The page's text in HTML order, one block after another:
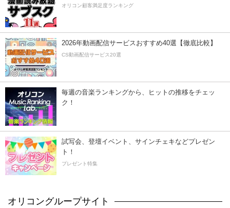
オリコン顧客満足度ランキング
2026年動画配信サービスおすすめ40選【徹底比較】
CS動画配信サービス20選
毎週の音楽ランキングから、ヒットの推移をチェッ
ク！
試写会、登壇イベント、サインチェキなどプレゼン
ト！
プレゼント特集
オリコングループサイト